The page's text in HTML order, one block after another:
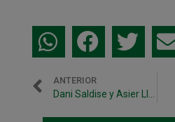
ANTERIOR